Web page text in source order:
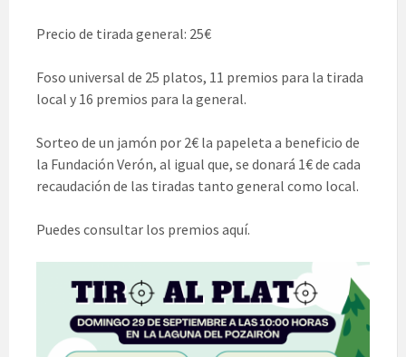
Precio de tirada general: 25€
Foso universal de 25 platos, 11 premios para la tirada
local y 16 premios para la general.
Sorteo de un jamón por 2€ la papeleta a beneficio de
la Fundación Verón, al igual que, se donará 1€ de cada
recaudación de las tiradas tanto general como local.
Puedes consultar los premios aquí.